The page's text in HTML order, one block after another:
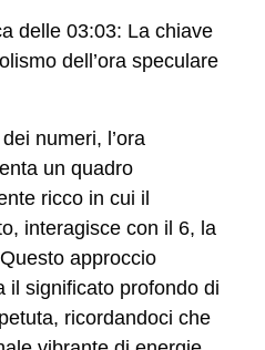
delle 03:03: La chiave
dell’ora speculare
numeri, l’ora
un quadro
ricco in cui il
interagisce con il 6, la
approccio
il significato profondo di
ricordandoci che